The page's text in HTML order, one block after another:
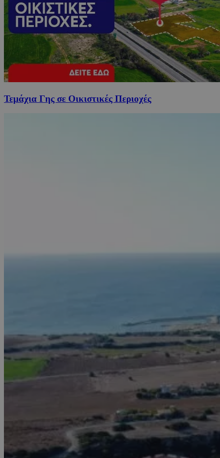
Τεμάχια Γης σε Οικιστικές Περιοχές